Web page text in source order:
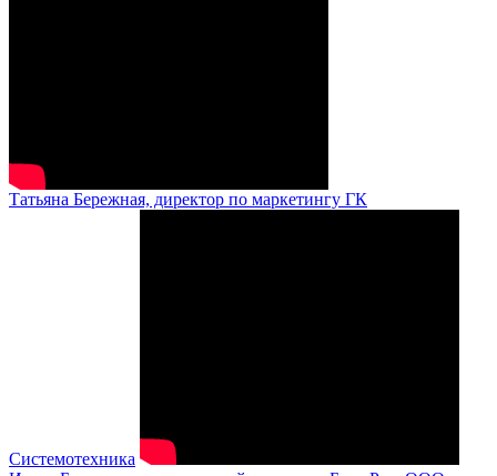
Татьяна Бережная, директор по маркетингу ГК
Системотехника